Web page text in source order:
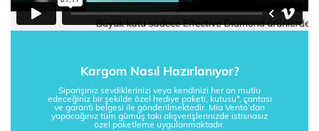
Kargom Nasıl Hazırlanıyor?
Siparişiniz sevdiklerinizi veya kendinizi her an mutlu
edeceğiniz bir şekilde özel hediye paketi, kutusu*, çantası
ve garanti belgesi ile gönderilmektedir. Mia Vento’dan
yapacağınız tüm gümüş takı alışverişlerinizde istisnasız
özel paketleme uygulanmaktadır.